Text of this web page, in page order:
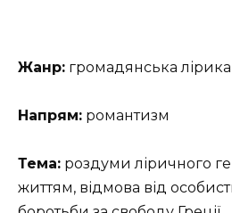
Жанр: громадянська лірика
Напрям: романтизм
Тема: роздуми ліричного
життям, відмова від